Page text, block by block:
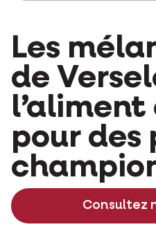
Les
de
pour des
Consultez